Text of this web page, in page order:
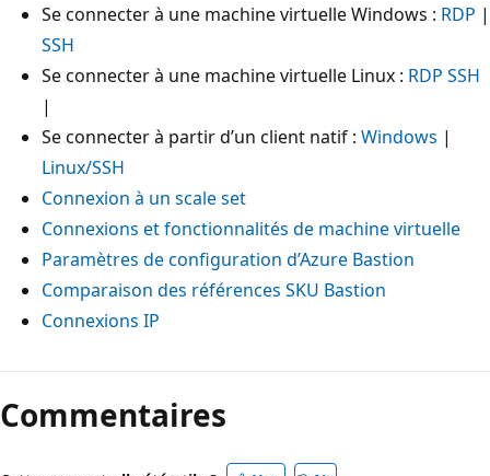
Se connecter à une machine virtuelle Windows : RDP |
SSH
Se connecter à une machine virtuelle Linux : RDP SSH
|
Se connecter à partir d’un client natif : Windows |
Linux/SSH
Connexion à un scale set
Connexions et fonctionnalités de machine virtuelle
Paramètres de configuration d’Azure Bastion
Comparaison des références SKU Bastion
Connexions IP
Commentaires